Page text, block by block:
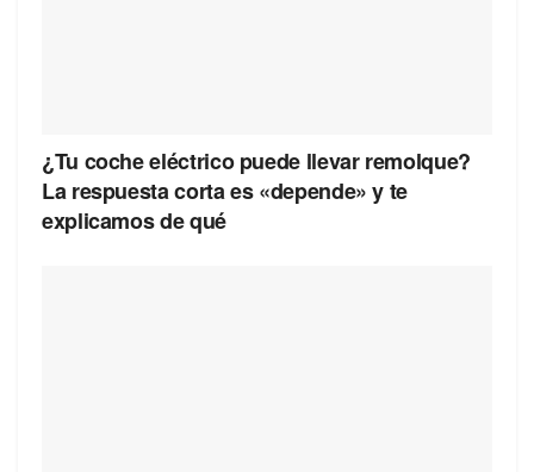
¿Tu coche eléctrico puede llevar remolque?
La respuesta corta es «depende» y te
explicamos de qué